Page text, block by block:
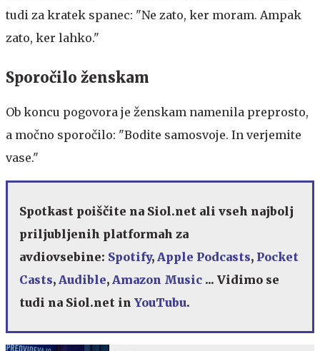
tudi za kratek spanec: "Ne zato, ker moram. Ampak
zato, ker lahko."
Sporočilo ženskam
Ob koncu pogovora je ženskam namenila preprosto,
a močno sporočilo: "Bodite samosvoje. In verjemite
vase."
Spotkast poiščite na Siol.net ali vseh najbolj
priljubljenih platformah za
avdiovsebine: Spotify, Apple Podcasts, Pocket
Casts, Audible, Amazon Music ... Vidimo se
tudi na Siol.net in YouTubu.